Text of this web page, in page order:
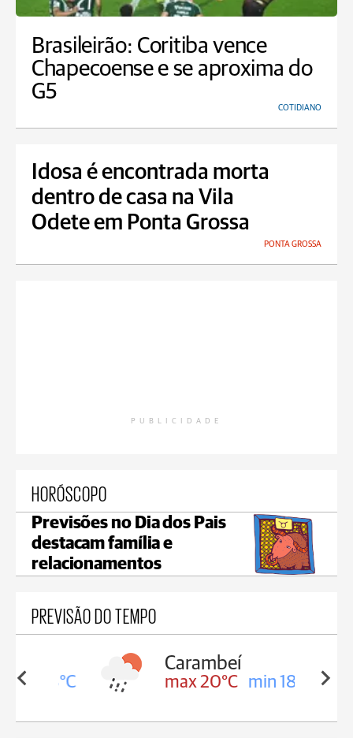
Brasileirão: Coritiba vence
Chapecoense e se aproxima do
G5
COTIDIANO
Idosa é encontrada morta
dentro de casa na Vila
Odete em Ponta Grossa
PONTA GROSSA
PUBLICIDADE
HORÓSCOPO
Previsões no Dia dos Pais
destacam família e
relacionamentos
PREVISÃO DO TEMPO
18°C
Carambeí
max 20°C min 18°C